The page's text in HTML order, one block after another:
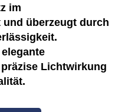
im
überzeugt durch
Lichtwirkung